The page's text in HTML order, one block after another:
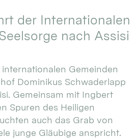
der Internationalen
nach Assisi
Gemeinden
Dominikus Schwaderlapp
Gemeinsam mit Ingbert
Spuren des Heiligen
auch das Grab von
junge Gläubige anspricht.